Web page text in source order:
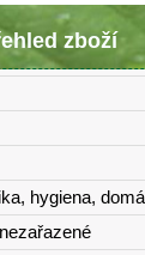
zboží
hygiena,